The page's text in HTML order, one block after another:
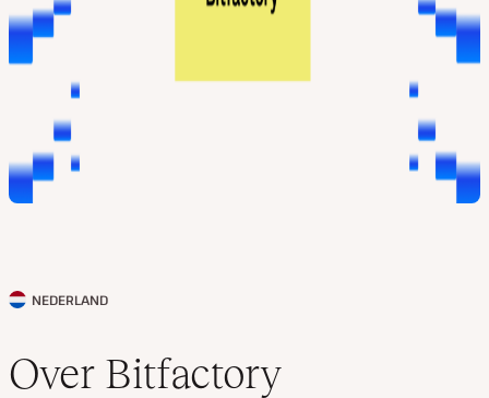
L
n
NEDERLAND
Over Bitfactory